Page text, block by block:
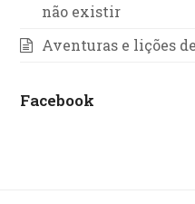
não existir
Aventuras e lições
Facebook